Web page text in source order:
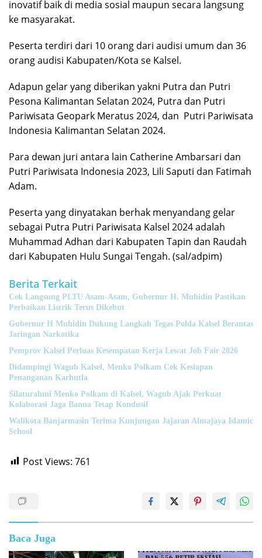
inovatif baik di media sosial maupun secara langsung
ke masyarakat.
Peserta terdiri dari 10 orang dari audisi umum dan 36
orang audisi Kabupaten/Kota se Kalsel.
Adapun gelar yang diberikan yakni Putra dan Putri
Pesona Kalimantan Selatan 2024, Putra dan Putri
Pariwisata Geopark Meratus 2024, dan Putri Pariwisata
Indonesia Kalimantan Selatan 2024.
Para dewan juri antara lain Catherine Ambarsari dan
Putri Pariwisata Indonesia 2023, Lili Saputi dan Fatimah
Adam.
Peserta yang dinyatakan berhak menyandang gelar
sebagai Putra Putri Pariwisata Kalsel 2024 adalah
Muhammad Adhan dari Kabupaten Tapin dan Raudah
dari Kabupaten Hulu Sungai Tengah. (sal/adpim)
Berita Terkait
Cek Langsung PLTU Asam-Asam, Gubernur H. Muhidin Pastikan
Perbaikan Listrik Terus Dikebut
Gubernur H Muhidin Dukung Langkah Tegas Polda Kalsel Berantas
Jaringan Narkotika
Pemprov Kalsel Perluas Kesempatan Kerja Lewat Job Fair 2026
Didampingi Wagub Kalsel, Menko Polkam Cek Kesiapan
Penanganan Karhutla
Silaturahmi Menko Polkam di Kalsel, Wagub Ajak Perkuat
Kolaborasi Jaga Banua Tetap Kondusif
Walikota Banjarmasin Terima Kunjungan Jajaran Almajaya Islamic
School
Post Views: 761
Baca Juga